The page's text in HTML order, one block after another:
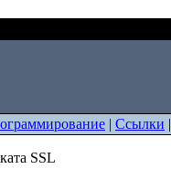
| Ссылки |
SSL